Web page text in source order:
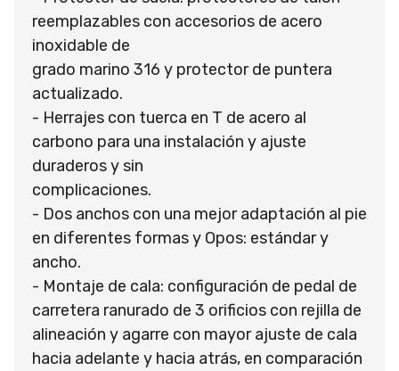
reemplazables con accesorios de acero
inoxidable de
grado marino 316 y protector de puntera
actualizado.
- Herrajes con tuerca en T de acero al
carbono para una instalación y ajuste
duraderos y sin
complicaciones.
- Dos anchos con una mejor adaptación al pie
en diferentes formas y Opos: estándar y
ancho.
- Montaje de cala: configuración de pedal de
carretera ranurado de 3 orificios con rejilla de
alineación y agarre con mayor ajuste de cala
hacia adelante y hacia atrás, en comparación